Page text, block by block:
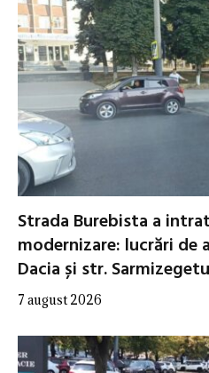
Strada Burebista a
modernizare: lucrări de
Dacia și str.
7 august 2026